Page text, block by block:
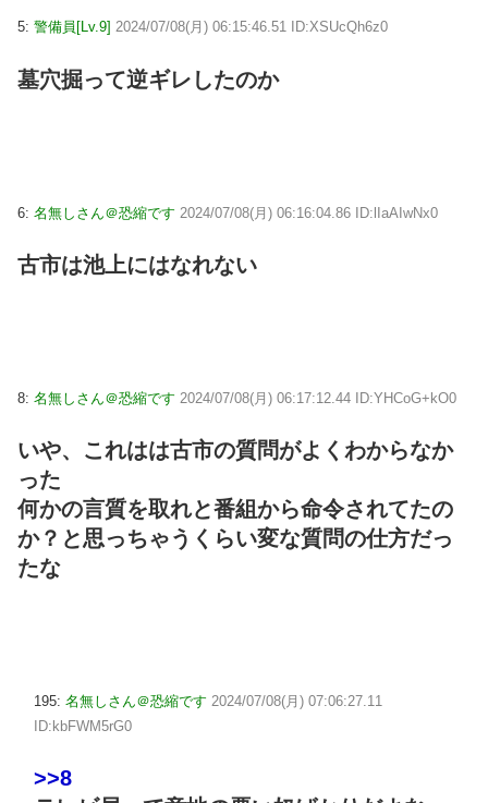
5: 警備員[Lv.9] 2024/07/08(月) 06:15:46.51 ID:XSUcQh6z0
墓穴掘って逆ギレしたのか
6: 名無しさん＠恐縮です 2024/07/08(月) 06:16:04.86 ID:lIaAIwNx0
古市は池上にはなれない
8: 名無しさん＠恐縮です 2024/07/08(月) 06:17:12.44 ID:YHCoG+kO0
いや、これはは古市の質問がよくわからなか
った
何かの言質を取れと番組から命令されてたの
か？と思っちゃうくらい変な質問の仕方だっ
たな
195: 名無しさん＠恐縮です 2024/07/08(月) 07:06:27.11
ID:kbFWM5rG0
>>8